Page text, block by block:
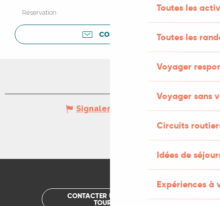
Toutes les
Toutes les
Voyager
Voyager sans
Circuits
Idées de
Expériences à
Réservation
CONTACTER
Signaler une erreur
CONTACTER UN OFFICE DE
TOURISME